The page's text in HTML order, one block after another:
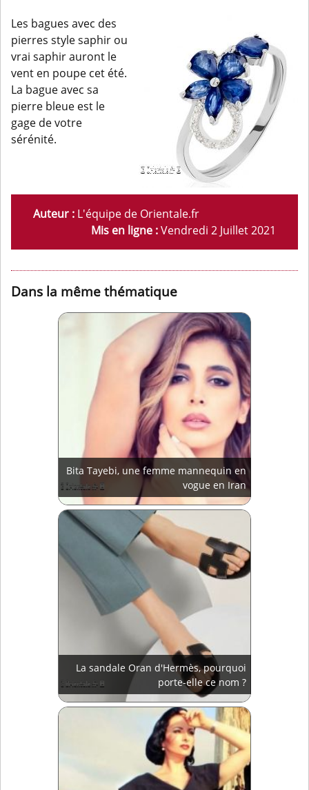
Les bagues avec des
pierres style saphir ou
vrai saphir auront le
vent en poupe cet été.
La bague avec sa
pierre bleue est le
gage de votre
sérénité.
Auteur : L'équipe de Orientale.fr
Mis en ligne :Vendredi 2 Juillet 2021
Dans la même thématique
Bita Tayebi, une femme mannequin en
vogue en Iran
La sandale Oran d'Hermès, pourquoi
porte-elle ce nom ?